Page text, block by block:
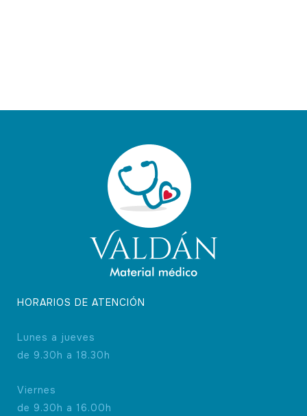
HORARIOS DE ATENCIÓN
Lunes a jueves
de 9.30h a 18.30h
Viernes
de 9.30h a 16.00h